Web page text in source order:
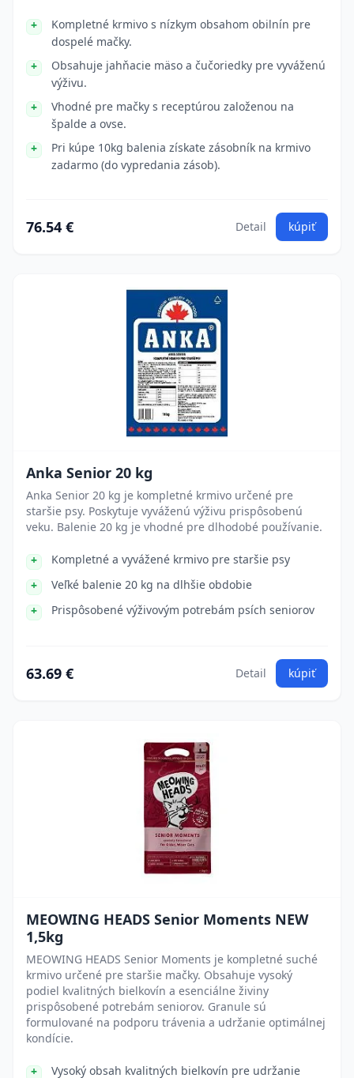
Kompletné krmivo s nízkym obsahom obilnín pre
dospelé mačky.
Obsahuje jahňacie mäso a čučoriedky pre vyváženú
výživu.
Vhodné pre mačky s receptúrou založenou na
špalde a ovse.
Pri kúpe 10kg balenia získate zásobník na krmivo
zadarmo (do vypredania zásob).
76.54 € Detail kúpiť
Anka Senior 20 kg
Anka Senior 20 kg je kompletné krmivo určené pre
staršie psy. Poskytuje vyváženú výživu prispôsobenú
veku. Balenie 20 kg je vhodné pre dlhodobé používanie.
Kompletné a vyvážené krmivo pre staršie psy
Veľké balenie 20 kg na dlhšie obdobie
Prispôsobené výživovým potrebám psích seniorov
63.69 € Detail kúpiť
MEOWING HEADS Senior Moments NEW
1,5kg
MEOWING HEADS Senior Moments je kompletné suché
krmivo určené pre staršie mačky. Obsahuje vysoký
podiel kvalitných bielkovín a esenciálne živiny
prispôsobené potrebám seniorov. Granule sú
formulované na podporu trávenia a udržanie optimálnej
kondície.
Vysoký obsah kvalitných bielkovín pre udržanie